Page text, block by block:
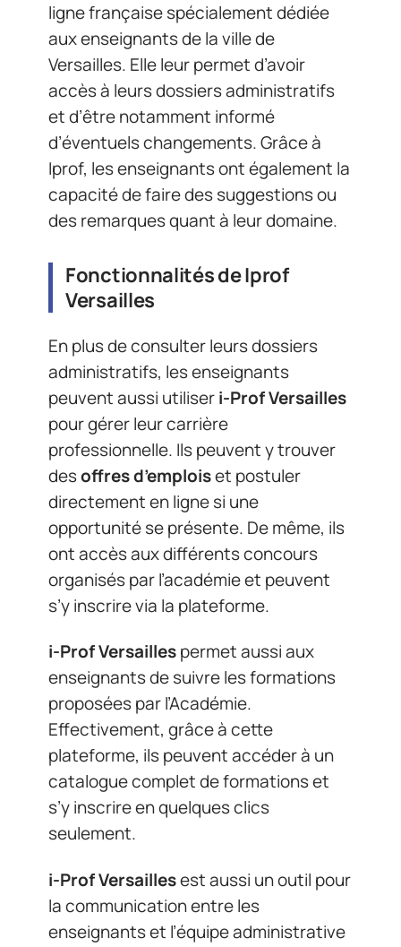
ligne française spécialement dédiée
aux enseignants de la ville de
Versailles. Elle leur permet d’avoir
accès à leurs dossiers administratifs
et d’être notamment informé
d’éventuels changements. Grâce à
Iprof, les enseignants ont également la
capacité de faire des suggestions ou
des remarques quant à leur domaine.
Fonctionnalités de Iprof
Versailles
En plus de consulter leurs dossiers
administratifs, les enseignants
peuvent aussi utiliseri-Prof Versailles
pour gérer leur carrière
professionnelle. Ils peuvent y trouver
desoffres d’emploiset postuler
directement en ligne si une
opportunité se présente. De même, ils
ont accès aux différents concours
organisés par l’académie et peuvent
s’y inscrire via la plateforme.
i-Prof Versaillespermet aussi aux
enseignants de suivre les formations
proposées par l’Académie.
Effectivement, grâce à cette
plateforme, ils peuvent accéder à un
catalogue complet de formations et
s’y inscrire en quelques clics
seulement.
i-Prof Versaillesest aussi un outil pour
la communication entre les
enseignants et l’équipe administrative